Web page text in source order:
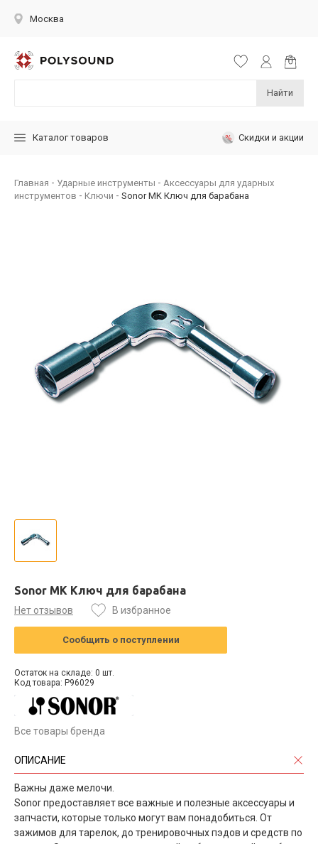
Москва
Найти
Каталог товаров Скидки и акции
Главная Ударные инструменты
Аксессуары для ударных
инструментов
Ключи Sonor MK Ключ для барабана
Sonor MK Ключ для барабана
Нет отзывов В избранное
Сообщить о поступлении
Остаток на складе: 0 шт.
Код товара: P96029
Все товары бренда
ОПИСАНИЕ
Важны даже мелочи.
Sonor предоставляет все важные и полезные аксессуары и
запчасти, которые только могут вам понадобиться. От
зажимов для тарелок, до тренировочных пэдов и средств по